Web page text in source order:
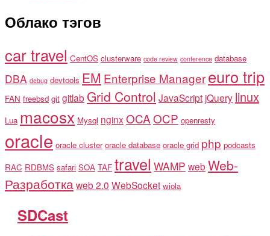
Облако тэгов
car travel CentOS clusterware code review conference database
DBA debug devtools EM Enterprise Managereuro trip
FAN freebsd git gitlab Grid Control JavaScript jQuery linux
Lua macosx Mysql nginx OCAOCP openresty
oracle oracle cluster oracle database oracle grid php podcasts
RAC RDBMS safari SOA TAF travel WAMP web Web-
Разработкаweb 2.0 WebSocket wiola
SDCast